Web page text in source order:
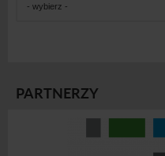
- wybierz -
PARTNERZY